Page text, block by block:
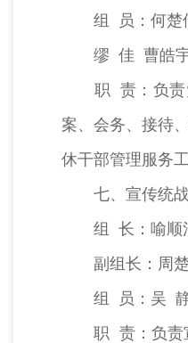
组 员：何楚
缪 佳 曹皓宇
职 责：负责党
案、会务、接待
休干部管理服务
七、宣传统战
组 长：喻顺
副组长：周
组 员：吴 静
职 责：负责宣